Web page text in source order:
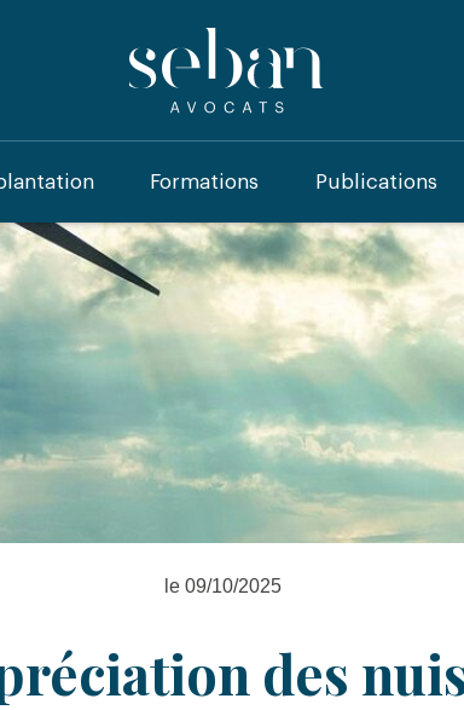
Formations Publications
le 09/10/2025
des